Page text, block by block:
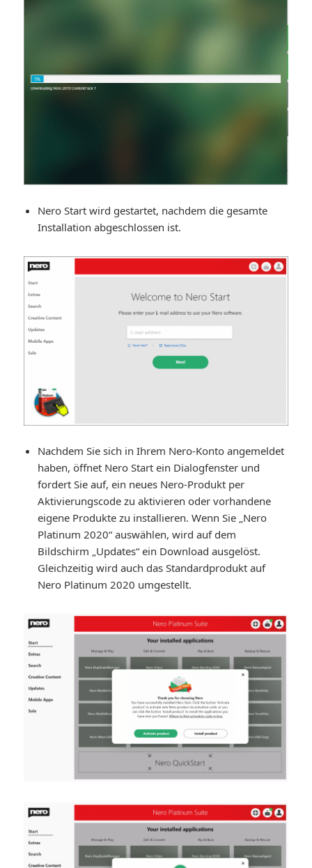
Nero Start wird gestartet, nachdem die gesamte
Installation abgeschlossen ist.
Nachdem Sie sich in Ihrem Nero-Konto angemeldet
haben, öffnet Nero Start ein Dialogfenster und
fordert Sie auf, ein neues Nero-Produkt per
Aktivierungscode zu aktivieren oder vorhandene
eigene Produkte zu installieren. Wenn Sie „Nero
Platinum 2020“ auswählen, wird auf dem
Bildschirm „Updates“ ein Download ausgelöst.
Gleichzeitig wird auch das Standardprodukt auf
Nero Platinum 2020 umgestellt.